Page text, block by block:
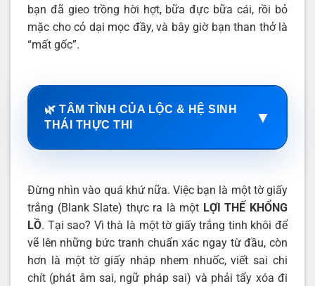
bạn đã gieo trồng hời hợt, bữa đực bữa cái, rồi bỏ
mặc cho cỏ dại mọc đầy, và bây giờ bạn than thở là
“mất gốc”.
🌿 TÂM TÌNH CỦA LỘC & HỆ SINH
THÁI THỰC THI
▼
Đừng nhìn vào quá khứ nữa. Việc bạn là một tờ giấy
trắng (Blank Slate) thực ra là một LỢI THẾ KHỔNG
LỒ. Tại sao? Vì thà là một tờ giấy trắng tinh khôi để
vẽ lên những bức tranh chuẩn xác ngay từ đầu, còn
hơn là một tờ giấy nháp nhem nhuốc, viết sai chi
chít (phát âm sai, ngữ pháp sai) và phải tẩy xóa đi